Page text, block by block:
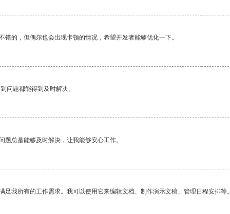
错的，但偶尔也会出现卡顿的情况，希望开发者能够优化一下。
问题都能得到及时解决。
题总是能够及时解决，让我能够安心工作。
足我所有的工作需求。我可以使用它来编辑文档、制作演示文稿、管理日程安排等。